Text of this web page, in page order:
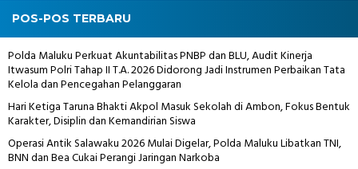
POS-POS TERBARU
Polda Maluku Perkuat Akuntabilitas PNBP dan BLU, Audit Kinerja
Itwasum Polri Tahap II T.A. 2026 Didorong Jadi Instrumen Perbaikan Tata
Kelola dan Pencegahan Pelanggaran
Hari Ketiga Taruna Bhakti Akpol Masuk Sekolah di Ambon, Fokus Bentuk
Karakter, Disiplin dan Kemandirian Siswa
Operasi Antik Salawaku 2026 Mulai Digelar, Polda Maluku Libatkan TNI,
BNN dan Bea Cukai Perangi Jaringan Narkoba